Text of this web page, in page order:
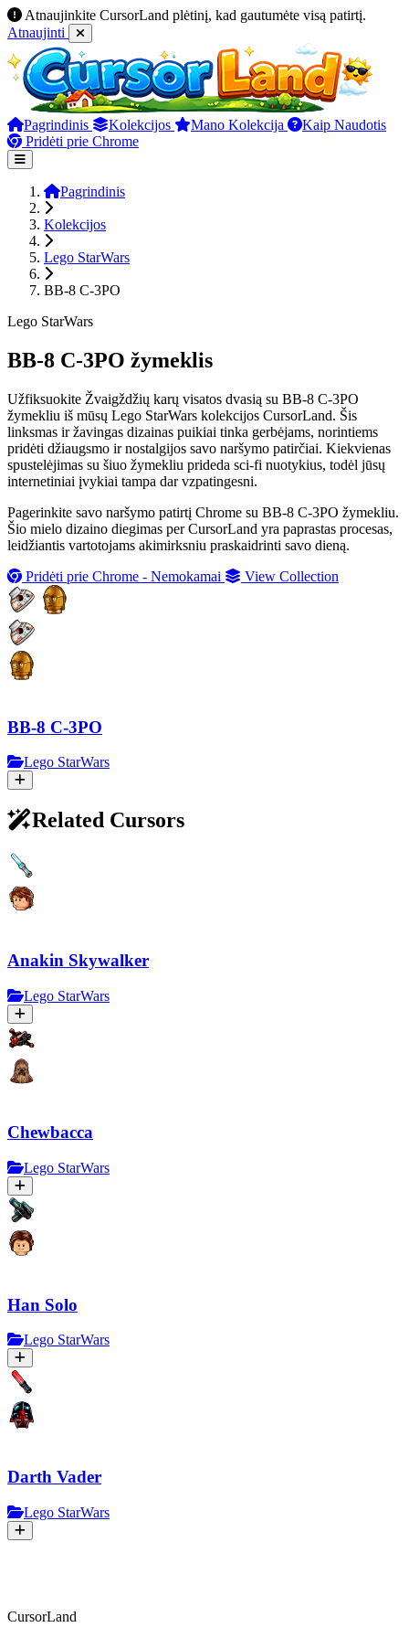
Atnaujinkite CursorLand plėtinį, kad gautumėte visą patirtį.
Atnaujinti
Pagrindinis Kolekcijos Mano Kolekcija
Kaip Naudotis
Pridėti prie Chrome
Pagrindinis
Kolekcijos
Lego StarWars
BB-8 C-3PO
Lego StarWars
BB-8 C-3PO žymeklis
Užfiksuokite Žvaigždžių karų visatos dvasią su BB-8 C-3PO
žymekliu iš mūsų Lego StarWars kolekcijos CursorLand. Šis
linksmas ir žavingas dizainas puikiai tinka gerbėjams, norintiems
pridėti džiaugsmo ir nostalgijos savo naršymo patirčiai. Kiekvienas
spustelėjimas su šiuo žymekliu prideda sci-fi nuotykius, todėl jūsų
internetiniai įvykiai tampa dar vzpatingesni.
Pagerinkite savo naršymo patirtį Chrome su BB-8 C-3PO žymekliu.
Šio mielo dizaino diegimas per CursorLand yra paprastas procesas,
leidžiantis vartotojams akimirksniu praskaidrinti savo dieną.
Pridėti prie Chrome - Nemokamai
View Collection
BB-8 C-3PO
Lego StarWars
Related Cursors
Anakin Skywalker
Lego StarWars
Chewbacca
Lego StarWars
Han Solo
Lego StarWars
Darth Vader
Lego StarWars
CursorLand